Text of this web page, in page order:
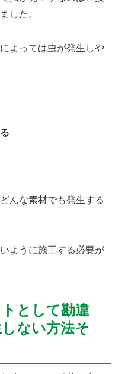
した。
よっては虫が発生しや
んな素材でも発生する
ように施工する必要が
として勘違
ない方法そ